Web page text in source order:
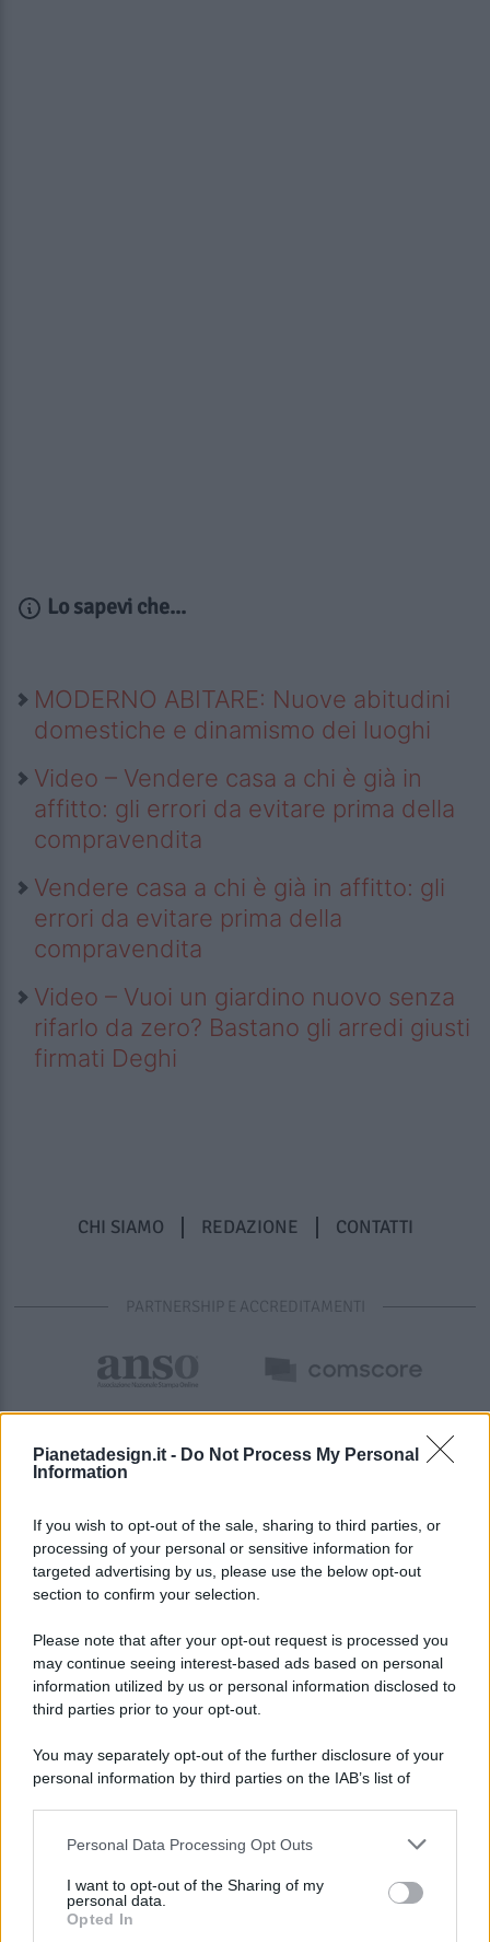
Pianetadesign.it - Do Not Process My Personal
Information
If you wish to opt-out of the sale, sharing to third parties, or
processing of your personal or sensitive information for
targeted advertising by us, please use the below opt-out
section to confirm your selection.
Please note that after your opt-out request is processed you
may continue seeing interest-based ads based on personal
information utilized by us or personal information disclosed to
third parties prior to your opt-out.
You may separately opt-out of the further disclosure of your
personal information by third parties on the IAB’s list of
This information may also be disclosed by us to third parties
disclose it to other third parties.
Personal Data Processing Opt Outs
I want to opt-out of the Sharing of my
personal data.
Opted In
Lo sapevi che...
MODERNO ABITARE: Nuove abitudini
domestiche e dinamismo dei luoghi
Video – Vendere casa a chi è già in
affitto: gli errori da evitare prima della
compravendita
Vendere casa a chi è già in affitto: gli
errori da evitare prima della
compravendita
Video – Vuoi un giardino nuovo senza
rifarlo da zero? Bastano gli arredi giusti
firmati Deghi
CHI SIAMO REDAZIONE CONTATTI
PARTNERSHIP E ACCREDITAMENTI
© 2026 - Pianeta Design - P.IVA 04827280654 - Testata
Registrata Al Tribunale Di Nocera Inferiore N. 8/2020 - RG N.
ISCRIZIONE AL ROC N. 35792 – ISCRITTA ALL’ANSO
(ASSOCIAZIONE NAZIONALE STAMPA ONLINE)
PREFERENZE PRIVACY